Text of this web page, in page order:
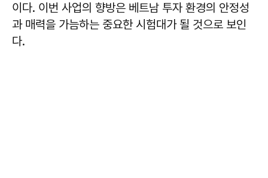
이다. 이번 사업의 향방은 베트남 투자 환경의 안정성
과 매력을 가늠하는 중요한 시험대가 될 것으로 보인
다.